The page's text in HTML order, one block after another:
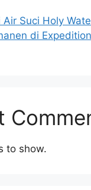
Air Suci Holy
di
to show.